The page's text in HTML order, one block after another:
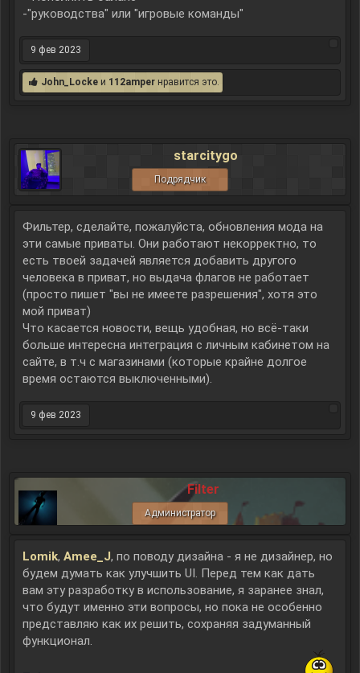
-"руководства" или "игровые команды"
9 фев 2023
John_Locke и 112amper нравится это.
starcitygo
Подрядчик
Фильтер, сделайте, пожалуйста, обновления мода на
эти самые приваты. Они работают некорректно, то
есть твоей задачей является добавить другого
человека в приват, но выдача флагов не работает
(просто пишет "вы не имеете разрешения", хотя это
мой приват)
Что касается новости, вещь удобная, но всё-таки
больше интересна интеграция с личным кабинетом на
сайте, в т.ч с магазинами (которые крайне долгое
время остаются выключенными).
9 фев 2023
Filter
Администратор
Lomik, Amee_J, по поводу дизайна - я не дизайнер, но
будем думать как улучшить UI. Перед тем как дать
вам эту разработку в использование, я заранее знал,
что будут именно эти вопросы, но пока не особенно
представляю как их решить, сохраняя задуманный
функционал.